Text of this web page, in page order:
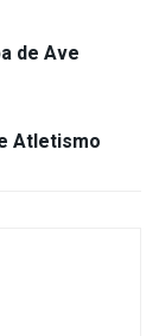
de Ave
Atletismo